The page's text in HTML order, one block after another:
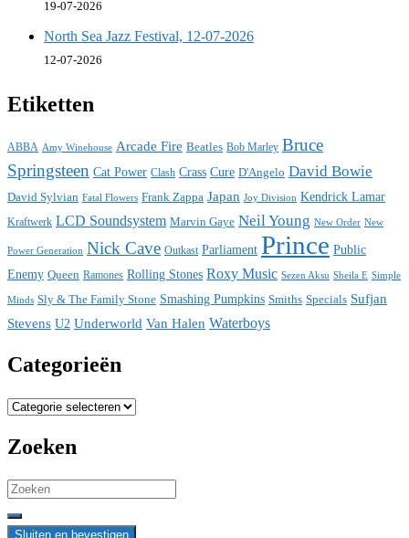
19-07-2026
North Sea Jazz Festival, 12-07-2026
12-07-2026
Etiketten
ABBA Amy Winehouse Arcade Fire Beatles Bob Marley Bruce
Springsteen Cat Power Clash Crass Cure D'Angelo David Bowie
David Sylvian Fatal Flowers Frank Zappa Japan Joy Division Kendrick Lamar
Kraftwerk LCD Soundsystem Marvin Gaye Neil Young New Order New
Power Generation Nick Cave Outkast Parliament Prince Public
Enemy Queen Ramones Rolling Stones Roxy Music Sezen Aksu Sheila E Simple
Minds Sly & The Family Stone Smashing Pumpkins Smiths Specials Sufjan
Stevens U2 Underworld Van Halen Waterboys
Categorieën
Categorieën
Zoeken
Search
for: